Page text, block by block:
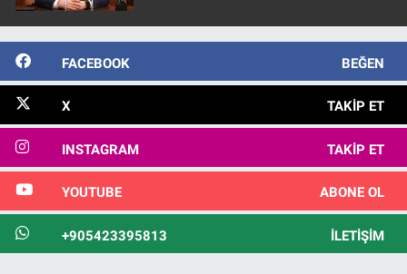
FACEBOOK BEĞEN
X TAKIP ET
INSTAGRAM TAKIP ET
YOUTUBE ABONE OL
+905423395813 İLETIŞIM